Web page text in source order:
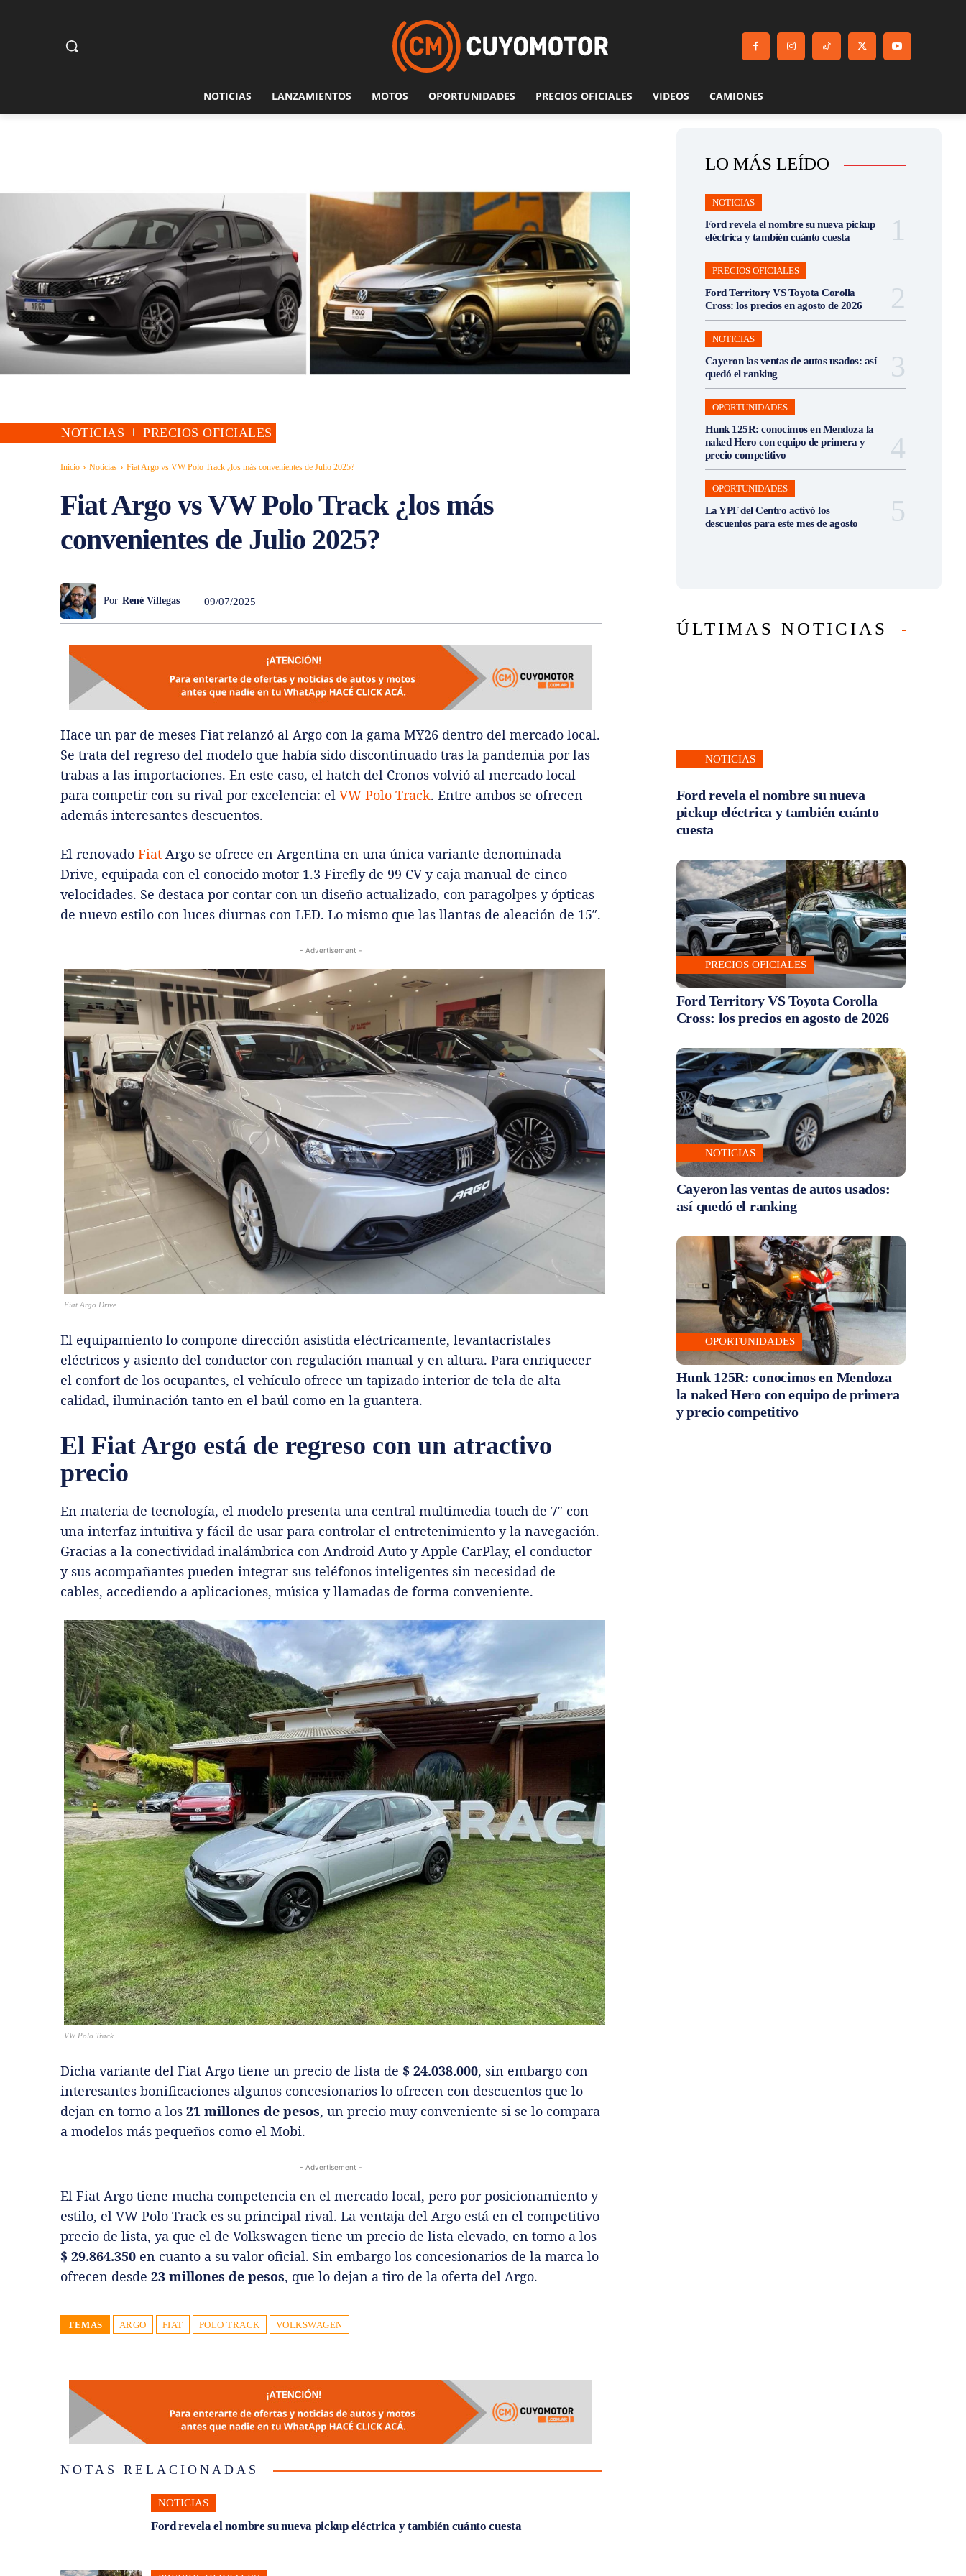
NOTICIAS LANZAMIENTOS MOTOS OPORTUNIDADES PRECIOS OFICIALES VIDEOS CAMIONES
NOTICIAS PRECIOS OFICIALES
Inicio Noticias Fiat Argo vs VW Polo Track ¿los más convenientes de Julio 2025?
Fiat Argo vs VW Polo Track ¿los más
convenientes de Julio 2025?
Por René Villegas 09/07/2025
Hace un par de meses Fiat relanzó al Argo con la gama MY26 dentro del mercado local.
Se trata del regreso del modelo que había sido discontinuado tras la pandemia por las
trabas a las importaciones. En este caso, el hatch del Cronos volvió al mercado local
para competir con su rival por excelencia: el VW Polo Track. Entre ambos se ofrecen
además interesantes descuentos.
El renovado Fiat Argo se ofrece en Argentina en una única variante denominada
Drive, equipada con el conocido motor 1.3 Firefly de 99 CV y caja manual de cinco
velocidades. Se destaca por contar con un diseño actualizado, con paragolpes y ópticas
de nuevo estilo con luces diurnas con LED. Lo mismo que las llantas de aleación de 15″.
- Advertisement -
Fiat Argo Drive
El equipamiento lo compone dirección asistida eléctricamente, levantacristales
eléctricos y asiento del conductor con regulación manual y en altura. Para enriquecer
el confort de los ocupantes, el vehículo ofrece un tapizado interior de tela de alta
calidad, iluminación tanto en el baúl como en la guantera.
El Fiat Argo está de regreso con un atractivo
precio
En materia de tecnología, el modelo presenta una central multimedia touch de 7″ con
una interfaz intuitiva y fácil de usar para controlar el entretenimiento y la navegación.
Gracias a la conectividad inalámbrica con Android Auto y Apple CarPlay, el conductor
y sus acompañantes pueden integrar sus teléfonos inteligentes sin necesidad de
cables, accediendo a aplicaciones, música y llamadas de forma conveniente.
VW Polo Track
Dicha variante del Fiat Argo tiene un precio de lista de $ 24.038.000, sin embargo con
interesantes bonificaciones algunos concesionarios lo ofrecen con descuentos que lo
dejan en torno a los 21 millones de pesos, un precio muy conveniente si se lo compara
a modelos más pequeños como el Mobi.
- Advertisement -
El Fiat Argo tiene mucha competencia en el mercado local, pero por posicionamiento y
estilo, el VW Polo Track es su principal rival. La ventaja del Argo está en el competitivo
precio de lista, ya que el de Volkswagen tiene un precio de lista elevado, en torno a los
$ 29.864.350 en cuanto a su valor oficial. Sin embargo los concesionarios de la marca lo
ofrecen desde 23 millones de pesos, que lo dejan a tiro de la oferta del Argo.
TEMAS ARGO FIAT POLO TRACK VOLKSWAGEN
NOTAS RELACIONADAS
NOTICIAS
Ford revela el nombre su nueva pickup eléctrica y también cuánto cuesta
LO MÁS LEÍDO
NOTICIAS
Ford revela el nombre su nueva pickup
eléctrica y también cuánto cuesta
PRECIOS OFICIALES
Ford Territory VS Toyota Corolla
Cross: los precios en agosto de 2026
NOTICIAS
Cayeron las ventas de autos usados: así
quedó el ranking
OPORTUNIDADES
Hunk 125R: conocimos en Mendoza la
naked Hero con equipo de primera y
precio competitivo
OPORTUNIDADES
La YPF del Centro activó los
descuentos para este mes de agosto
ÚLTIMAS NOTICIAS
NOTICIAS
Ford revela el nombre su nueva
pickup eléctrica y también cuánto
cuesta
PRECIOS OFICIALES
Ford Territory VS Toyota Corolla
Cross: los precios en agosto de 2026
NOTICIAS
Cayeron las ventas de autos usados:
así quedó el ranking
OPORTUNIDADES
Hunk 125R: conocimos en Mendoza
la naked Hero con equipo de primera
y precio competitivo